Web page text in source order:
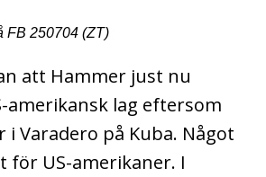
FB 250704 (ZT)
att Hammer just nu
amerikansk lag eftersom
i Varadero på Kuba. Något
för US-amerikaner. I